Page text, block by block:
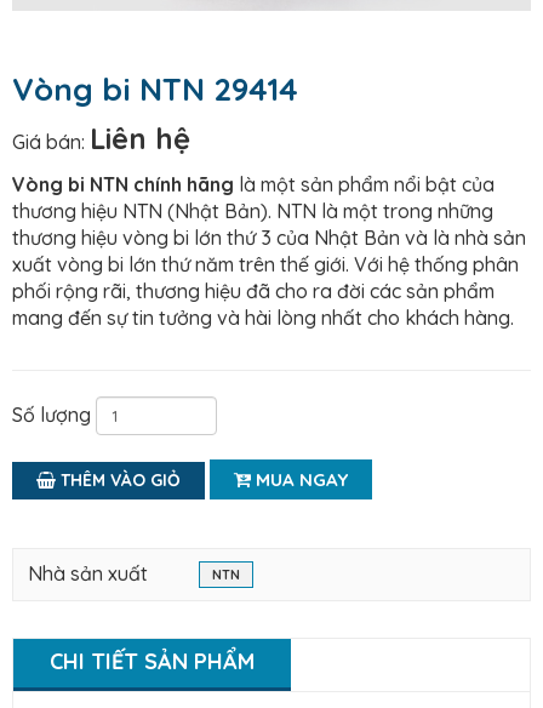
Vòng bi NTN 29414
Giá bán: Liên hệ
Vòng bi NTN chính hãng là một sản phẩm nổi bật của
thương hiệu NTN (Nhật Bản). NTN là một trong những
thương hiệu vòng bi lớn thứ 3 của Nhật Bản và là nhà sản
xuất vòng bi lớn thứ năm trên thế giới. Với hệ thống phân
phối rộng rãi, thương hiệu đã cho ra đời các sản phẩm
mang đến sự tin tưởng và hài lòng nhất cho khách hàng.
Số lượng
THÊM VÀO GIỎ MUA NGAY
Nhà sản xuất NTN
CHI TIẾT SẢN PHẨM